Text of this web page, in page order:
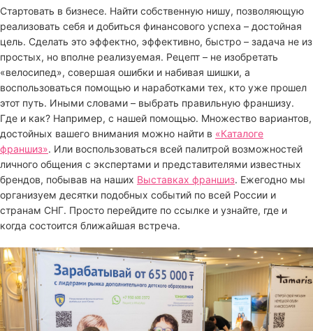
Стартовать в бизнесе. Найти собственную нишу, позволяющую
реализовать себя и добиться финансового успеха – достойная
цель. Сделать это эффектно, эффективно, быстро – задача не из
простых, но вполне реализуемая. Рецепт – не изобретать
«велосипед», совершая ошибки и набивая шишки, а
воспользоваться помощью и наработками тех, кто уже прошел
этот путь. Иными словами – выбрать правильную франшизу.
Где и как? Например, с нашей помощью. Множество вариантов,
достойных вашего внимания можно найти в «Каталоге
франшиз». Или воспользоваться всей палитрой возможностей
личного общения с экспертами и представителями известных
брендов, побывав на наших Выставках франшиз. Ежегодно мы
организуем десятки подобных событий по всей России и
странам СНГ. Просто перейдите по ссылке и узнайте, где и
когда состоится ближайшая встреча.